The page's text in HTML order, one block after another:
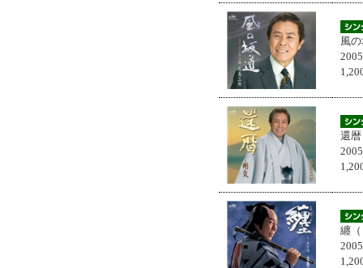
風
還暦
纏